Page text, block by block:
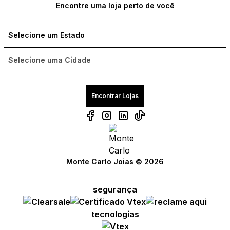
Compre com um Embaixador
Compre com um Embaixador
Encontre uma loja perto de você
Encontrar Lojas
Monte Carlo Joias © 2026
segurança
tecnologias
Compre com um Embaixador